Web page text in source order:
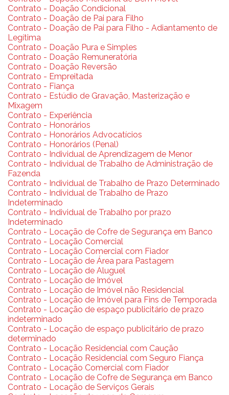
Contrato - Doação Condicional
Contrato - Doação de Pai para Filho
Contrato - Doação de Pai para Filho - Adiantamento de
Legítima
Contrato - Doação Pura e Simples
Contrato - Doação Remuneratória
Contrato - Doação Reversão
Contrato - Empreitada
Contrato - Fiança
Contrato - Estúdio de Gravação, Masterização e
Mixagem
Contrato - Experiência
Contrato - Honorários
Contrato - Honorários Advocatícios
Contrato - Honorários (Penal)
Contrato - Individual de Aprendizagem de Menor
Contrato - Individual de Trabalho de Administração de
Fazenda
Contrato - Individual de Trabalho de Prazo Determinado
Contrato - Individual de Trabalho de Prazo
Indeterminado
Contrato - Individual de Trabalho por prazo
Indeterminado
Contrato - Locação de Cofre de Segurança em Banco
Contrato - Locação Comercial
Contrato - Locação Comercial com Fiador
Contrato - Locação de Área para Pastagem
Contrato - Locação de Aluguel
Contrato - Locação de Imóvel
Contrato - Locação de Imóvel não Residencial
Contrato - Locação de Imóvel para Fins de Temporada
Contrato - Locação de espaço publicitário de prazo
indeterminado
Contrato - Locação de espaço publicitário de prazo
determinado
Contrato - Locação Residencial com Caução
Contrato - Locação Residencial com Seguro Fiança
Contrato - Locação Comercial com Fiador
Contrato - Locação de Cofre de Segurança em Banco
Contrato - Locação de Serviços Gerais